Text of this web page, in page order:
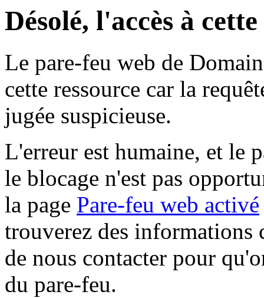
Désolé, l'accès à
Le pare-feu web de
cette ressource car la
jugée suspicieuse.
L'erreur est humaine, et le
le blocage n'est pas
la page Pare-feu web activé
trouverez des informations
de nous contacter pour
du pare-feu.